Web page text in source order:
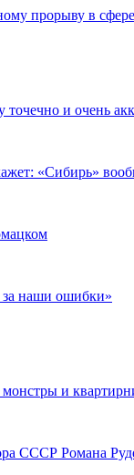
прорыву в
и очень
«Сибирь»
за наши ошибки»
и
СССР Романа